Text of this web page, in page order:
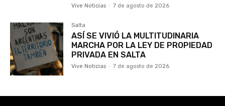
Vive Noticias - 7 de agosto de 2026
Salta
ASÍ SE VIVIÓ LA MULTITUDINARIA
MARCHA POR LA LEY DE PROPIEDAD
PRIVADA EN SALTA
Vive Noticias - 7 de agosto de 2026